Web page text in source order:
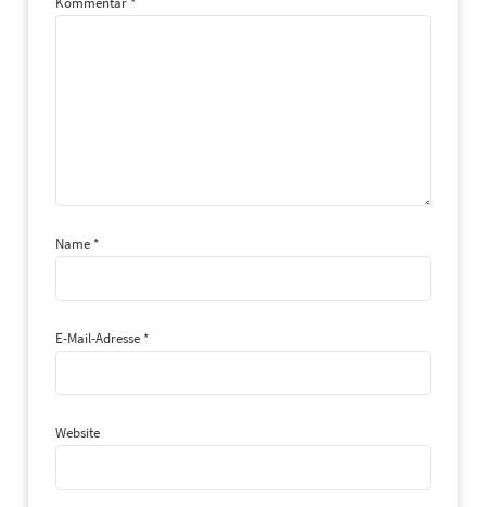
Name *
E-Mail-Adresse *
Website